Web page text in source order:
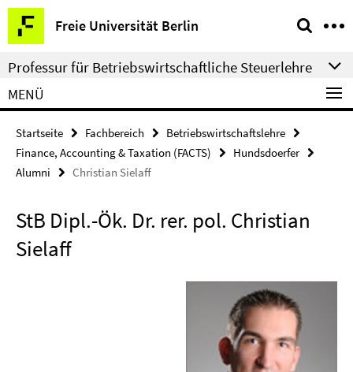
Springe
direkt
zu
Inhalt
Freie Universität Berlin
Service-
Navigation
Professur für Betriebswirtschaftliche Steuerlehre
MENÜ
Startseite Fachbereich
Betriebswirtschaftslehre
Finance, Accounting & Taxation (FACTS)
Hundsdoerfer
Alumni
Christian Sielaff
StB Dipl.-Ök. Dr. rer. pol. Christian
Sielaff